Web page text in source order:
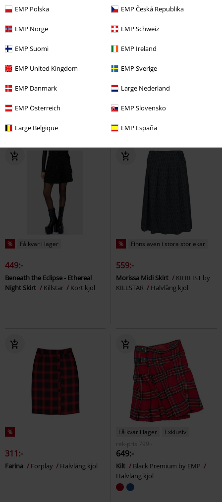
EMP Polska EMP Česká Republika
EMP Norge EMP Schweiz
EMP Suomi EMP Ireland
EMP United Kingdom EMP Sverige
EMP Danmark Large Nederland
EMP Österreich EMP Slovensko
Large Belgique EMP España
ELLI Forplay Långkjol Check It Out Kilt
% Få kvar i lager
449:-
Beneath the Eclipse - Ethereal
Night Skirt
Killstar Kort kjol
% Finns även i stora storlekar
559:-
Morissa Midi Skirt
KIHILIST by
KILLSTAR
Halvlång kjol
%
311:-
Farina Forplay Halvlång kjol
Få kvar i lager
Exklusiv
rek-pris
799:-
649:-
Kilt
Black Premium by EMP
Halvlång kjol